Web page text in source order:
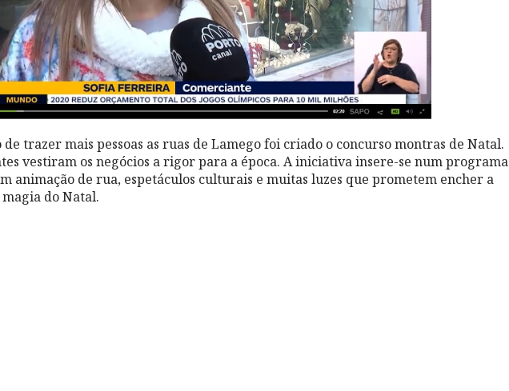
de trazer mais pessoas as ruas de Lamego foi criado o concurso montras de Natal.
vestiram os negócios a rigor para a época. A iniciativa insere-se num programa
animação de rua, espetáculos culturais e muitas luzes que prometem encher a
do Natal.